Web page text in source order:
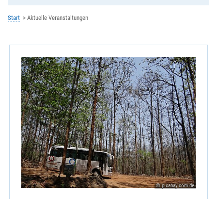
St. Paul Königswiesen
St. Wolfgang
Zentrale Veranstaltung
Kath. Erziehergemeinschaft
Kath. Hochschulgemeinde
Start Aktuelle Veranstaltungen
© pixabay.com.de